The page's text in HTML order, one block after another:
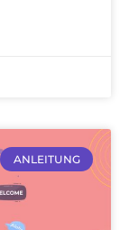
ANLEITUNG